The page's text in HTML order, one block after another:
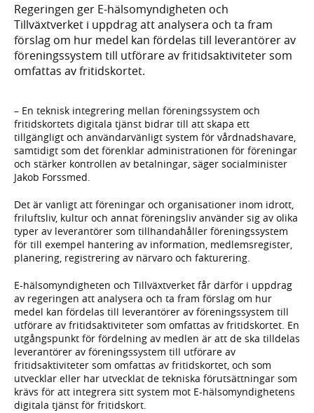
Regeringen ger E-hälsomyndigheten och
Tillväxtverket i uppdrag att analysera och ta fram
förslag om hur medel kan fördelas till leverantörer av
föreningssystem till utförare av fritidsaktiviteter som
omfattas av fritidskortet.
– En teknisk integrering mellan föreningssystem och
fritidskortets digitala tjänst bidrar till att skapa ett
tillgängligt och användarvänligt system för vårdnadshavare,
samtidigt som det förenklar administrationen för föreningar
och stärker kontrollen av betalningar, säger socialminister
Jakob Forssmed.
Det är vanligt att föreningar och organisationer inom idrott,
friluftsliv, kultur och annat föreningsliv använder sig av olika
typer av leverantörer som tillhandahåller föreningssystem
för till exempel hantering av information, medlemsregister,
planering, registrering av närvaro och fakturering.
E-hälsomyndigheten och Tillväxtverket får därför i uppdrag
av regeringen att analysera och ta fram förslag om hur
medel kan fördelas till leverantörer av föreningssystem till
utförare av fritidsaktiviteter som omfattas av fritidskortet. En
utgångspunkt för fördelning av medlen är att de ska tilldelas
leverantörer av föreningssystem till utförare av
fritidsaktiviteter som omfattas av fritidskortet, och som
utvecklar eller har utvecklat de tekniska förutsättningar som
krävs för att integrera sitt system mot E-hälsomyndighetens
digitala tjänst för fritidskort.